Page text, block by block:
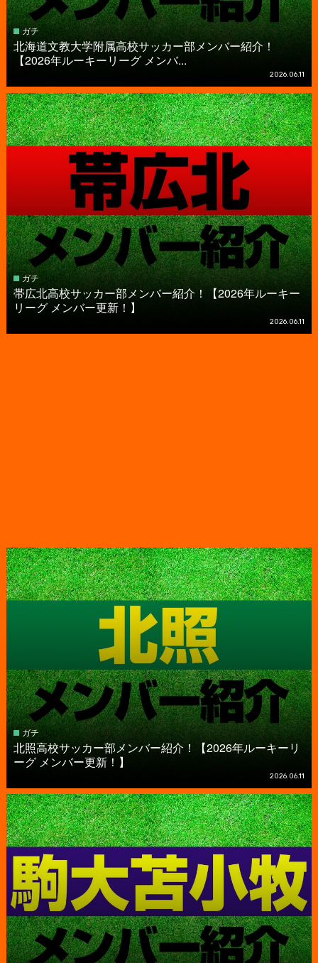
ガチ
北海道文教大学附属高校サッカー部メンバー紹介！
【2026年ルーキーリーグ メンバ...
2026.06.11
ガチ
帯広北高校サッカー部メンバー紹介！【2026年ルーキー
リーグ メンバー更新！】
2026.06.11
ガチ
北照高校サッカー部メンバー紹介！【2026年ルーキーリ
ーグ メンバー更新！】
2026.06.11